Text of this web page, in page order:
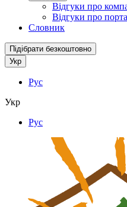
Відгуки про
Відгуки про
Словник
Підібрати безкоштовно
Укр
Рус
Укр
Рус